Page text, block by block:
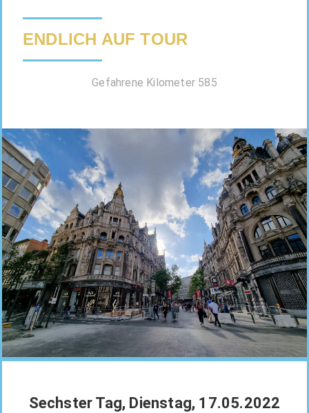
ENDLICH AUF TOUR
Gefahrene Kilometer 585
Sechster Tag, Dienstag, 17.05.2022